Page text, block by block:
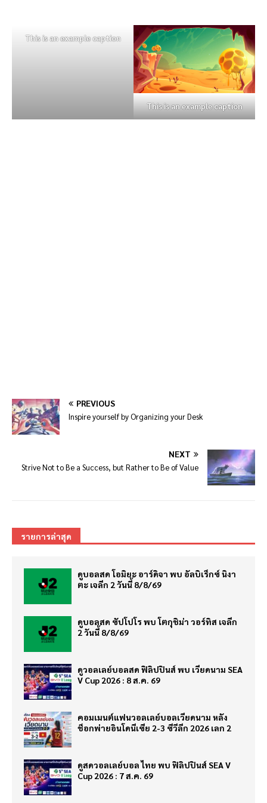
This is an example caption
This is an example caption
PREVIOUS
Inspire yourself by Organizing your Desk
NEXT
Strive Not to Be a Success, but Rather to Be of Value
รายการล่าสุด
ดูบอลสด โอมิยะ อาร์ดิจา พบ อัลบิเร็กซ์ นิงา
ตะ เจลีก 2 วันนี้ 8/8/69
ดูบอลสด ซัปโปโร พบ โตกุชิม่า วอร์ทิส เจลีก
2 วันนี้ 8/8/69
ดูวอลเลย์บอลสด ฟิลิปปินส์ พบ เวียดนาม SEA
V Cup 2026 : 8 ส.ค. 69
คอมเมนต์แฟนวอลเลย์บอลเวียดนาม หลัง
ช็อกพ่ายอินโดนีเซีย 2-3 ซีวีลีก 2026 เลก 2
ดูสดวอลเลย์บอล ไทย พบ ฟิลิปปินส์ SEA V
Cup 2026 : 7 ส.ค. 69